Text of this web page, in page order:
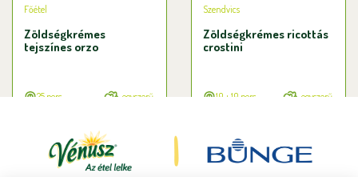
Főétel
Zöldségkrémes
tejszínes orzo
25 perc egyszerű
Szendvics
Zöldségkrémes ricottás
crostini
10 + 10 perc egyszerű